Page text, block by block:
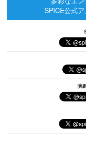
SPICE公式
演